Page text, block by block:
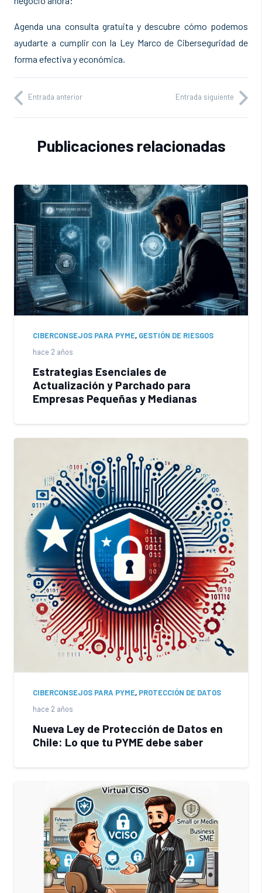
Agenda una consulta gratuita y descubre cómo podemos
ayudarte a cumplir con la Ley Marco de Ciberseguridad de
forma efectiva y económica.
Entrada anterior Entrada siguiente
Publicaciones relacionadas
CIBERCONSEJOS PARA PYME, GESTIÓN DE RIESGOS
hace 2 años
Estrategias Esenciales de
Actualización y Parchado para
Empresas Pequeñas y Medianas
CIBERCONSEJOS PARA PYME, PROTECCIÓN DE DATOS
hace 2 años
Nueva Ley de Protección de Datos en
Chile: Lo que tu PYME debe saber